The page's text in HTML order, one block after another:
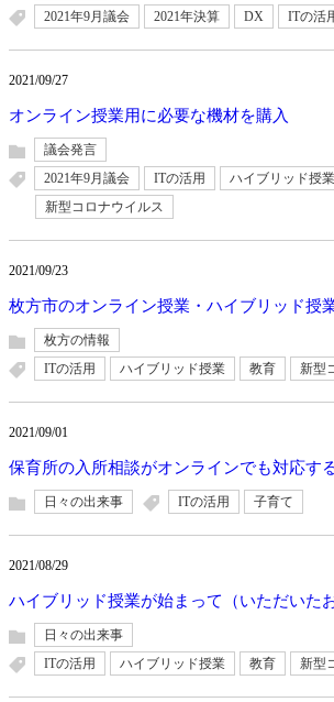
2021年9月議会
2021年決算 DX ITの活
2021/09/27
オンライン授業用に必要な機材を購入
議会発言
2021年9月議会
ITの活用 ハイブリッド授業
新型コロナウイルス
2021/09/23
枚方市のオンライン授業・ハイブリッド授
枚方の情報
ITの活用
ハイブリッド授業 教育 新型
2021/09/01
保育所の入所相談がオンラインでも対応す
日々の出来事 ITの活用 子育て
2021/08/29
ハイブリッド授業が始まって（いただいたお
日々の出来事
ITの活用
ハイブリッド授業 教育 新型